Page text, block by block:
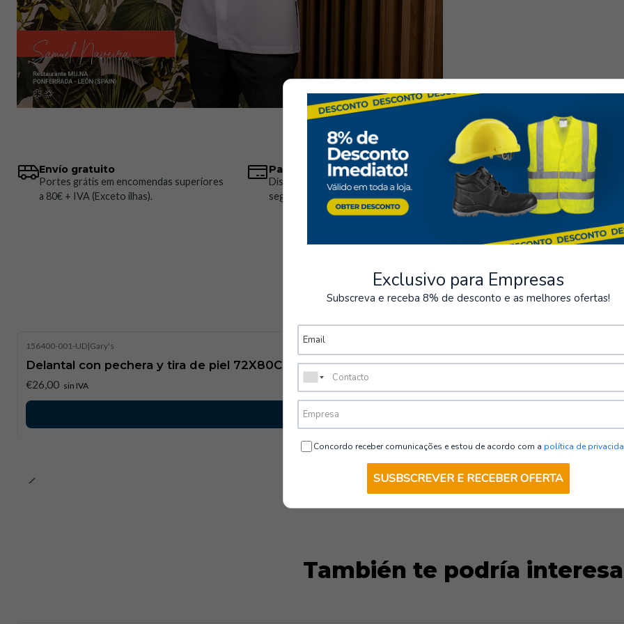
Envío gratuito
Portes grátis em encomendas superiores
a 80€ + IVA (Exceto ilhas).
Pagos seguros
Disponemos de varios métodos de pago
seguros.
Almacenamiento
Posibilidad de recoger el
Hotelaria e Indústria
156400-001-UD|Gary's
Delantal con pechera y tira de piel 72X80CM | GARY'S
€26,00 sin IVA
También te podría
Exclusivo para Empresas
Subscreva e receba 8% de desconto e as melhores ofertas!
Concordo receber comunicações e estou de acordo com a política de
SUSBSCREVER E RECEBER OFERTA